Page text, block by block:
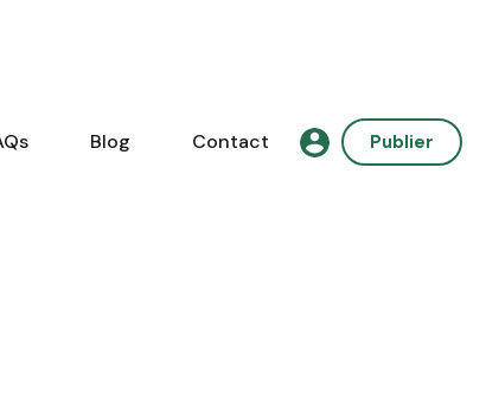
Blog Contact Publier